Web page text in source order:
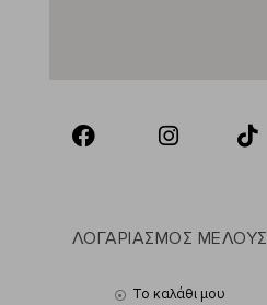
ΛΟΓΑΡΙΑΣΜΟΣ ΜΕΛΟΥΣ
Το καλάθι μου